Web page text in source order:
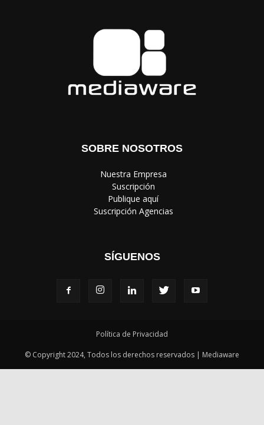
SOBRE NOSOTROS
‎ Nuestra Empresa
‎ Suscripción
‎ Publique aquí
‎ Suscripción Agencias
SÍGUENOS
Política de Privacidad
© Copyright 2024, Todos los derechos reservados | Mediaware